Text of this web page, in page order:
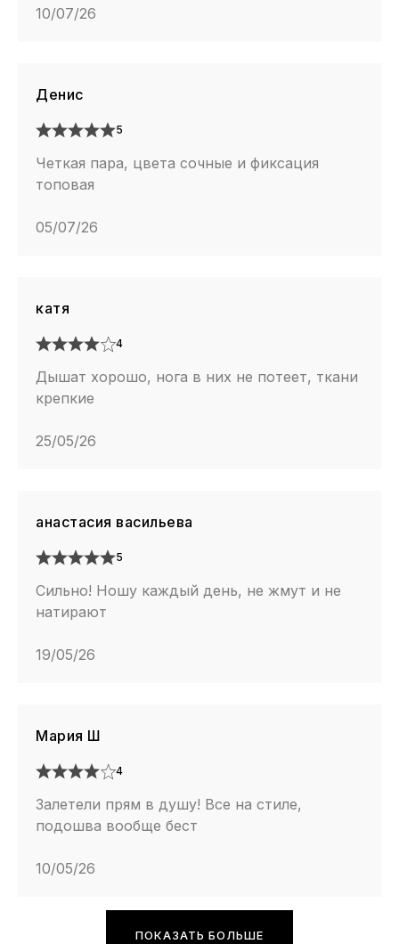
10/07/26
Денис
5
Четкая пара, цвета сочные и фиксация
топовая
05/07/26
катя
4
Дышат хорошо, нога в них не потеет, ткани
крепкие
25/05/26
анастасия васильева
5
Сильно! Ношу каждый день, не жмут и не
натирают
19/05/26
Мария Ш
4
Залетели прям в душу! Все на стиле,
подошва вообще бест
10/05/26
ПОКАЗАТЬ БОЛЬШЕ